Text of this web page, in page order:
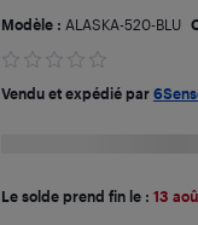
Modèle : ALASKA-520-BLU
Vendu et expédié par
Le solde prend fin le : 13